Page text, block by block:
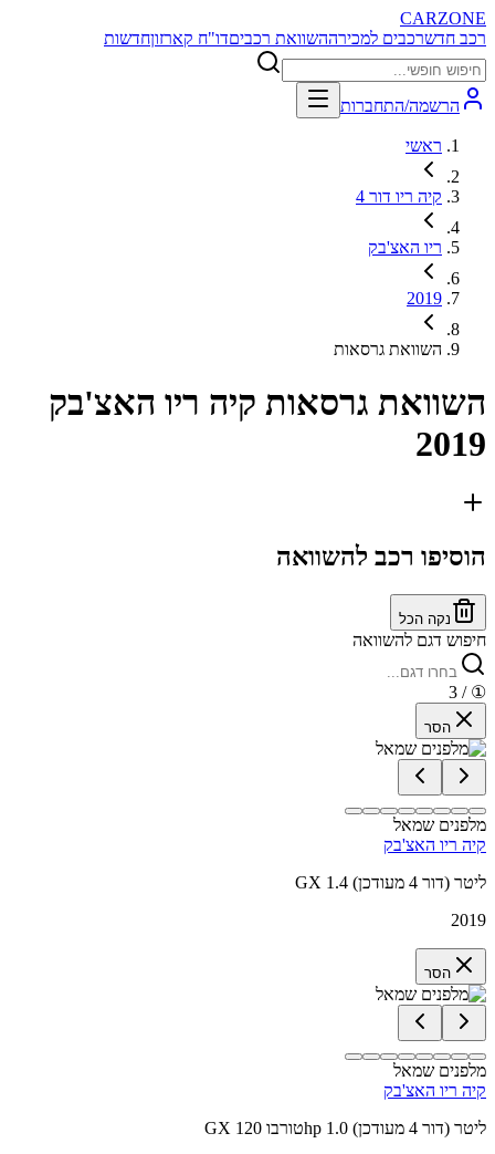
CARZONE
רכב חדשרכבים למכירההשוואת רכביםדו"ח קארזוןחדשות
הרשמה/התחברות
ראשי
קיה ריו דור 4
ריו האצ'בק
2019
השוואת גרסאות
השוואת גרסאות קיה ריו האצ'בק
2019
הוסיפו רכב להשוואה
נקה הכל
חיפוש דגם להשוואה
①
/ 3
הסר
מלפנים שמאל
קיה ריו האצ'בק
GX 1.4 ליטר (דור 4 מעודכן)
2019
הסר
מלפנים שמאל
קיה ריו האצ'בק
GX טורבו 120hp 1.0 ליטר (דור 4 מעודכן)